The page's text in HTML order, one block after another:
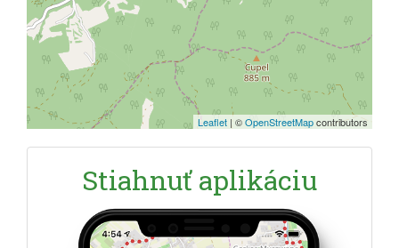
Leaflet | ©OpenStreetMapcontributors
Stiahnuť aplikáciu